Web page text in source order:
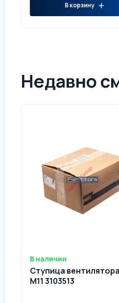
В корзину
Недавно
В наличии
Ступица
M11 3103513